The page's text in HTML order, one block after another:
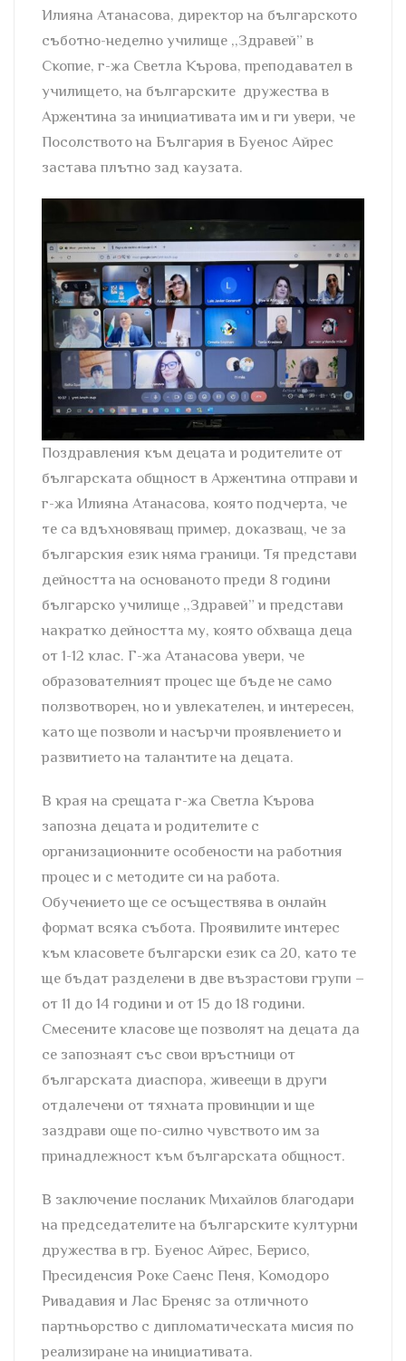
Илияна Атанасова, директор на българското
съботно-неделно училище ,,Здравей” в
Скопие, г-жа Светла Кърова, преподавател в
училището, на българските дружества в
Аржентина за инициативата им и ги увери, че
Посолството на България в Буенос Айрес
застава плътно зад каузата.
Поздравления към децата и родителите от
българската общност в Аржентина отправи и
г-жа Илияна Атанасова, която подчерта, че
те са вдъхновяващ пример, доказващ, че за
българския език няма граници. Тя представи
дейността на основаното преди 8 години
българско училище ,,Здравей” и представи
накратко дейността му, която обхваща деца
от 1-12 клас. Г-жа Атанасова увери, че
образователният процес ще бъде не само
ползвотворен, но и увлекателен, и интересен,
като ще позволи и насърчи проявлението и
развитието на талантите на децата.
В края на срещата г-жа Светла Кърова
запозна децата и родителите с
организационните особености на работния
процес и с методите си на работа.
Обучението ще се осъществява в онлайн
формат всяка събота. Проявилите интерес
към класовете български език са 20, като те
ще бъдат разделени в две възрастови групи –
от 11 до 14 години и от 15 до 18 години.
Смесените класове ще позволят на децата да
се запознаят със свои връстници от
българската диаспора, живеещи в други
отдалечени от тяхната провинции и ще
заздрави още по-силно чувството им за
принадлежност към българската общност.
В заключение посланик Михайлов благодари
на председателите на българските културни
дружества в гр. Буенос Айрес, Берисо,
Пресиденсия Роке Саенс Пеня, Комодоро
Ривадавия и Лас Бреняс за отличното
партньорство с дипломатическата мисия по
реализиране на инициативата.